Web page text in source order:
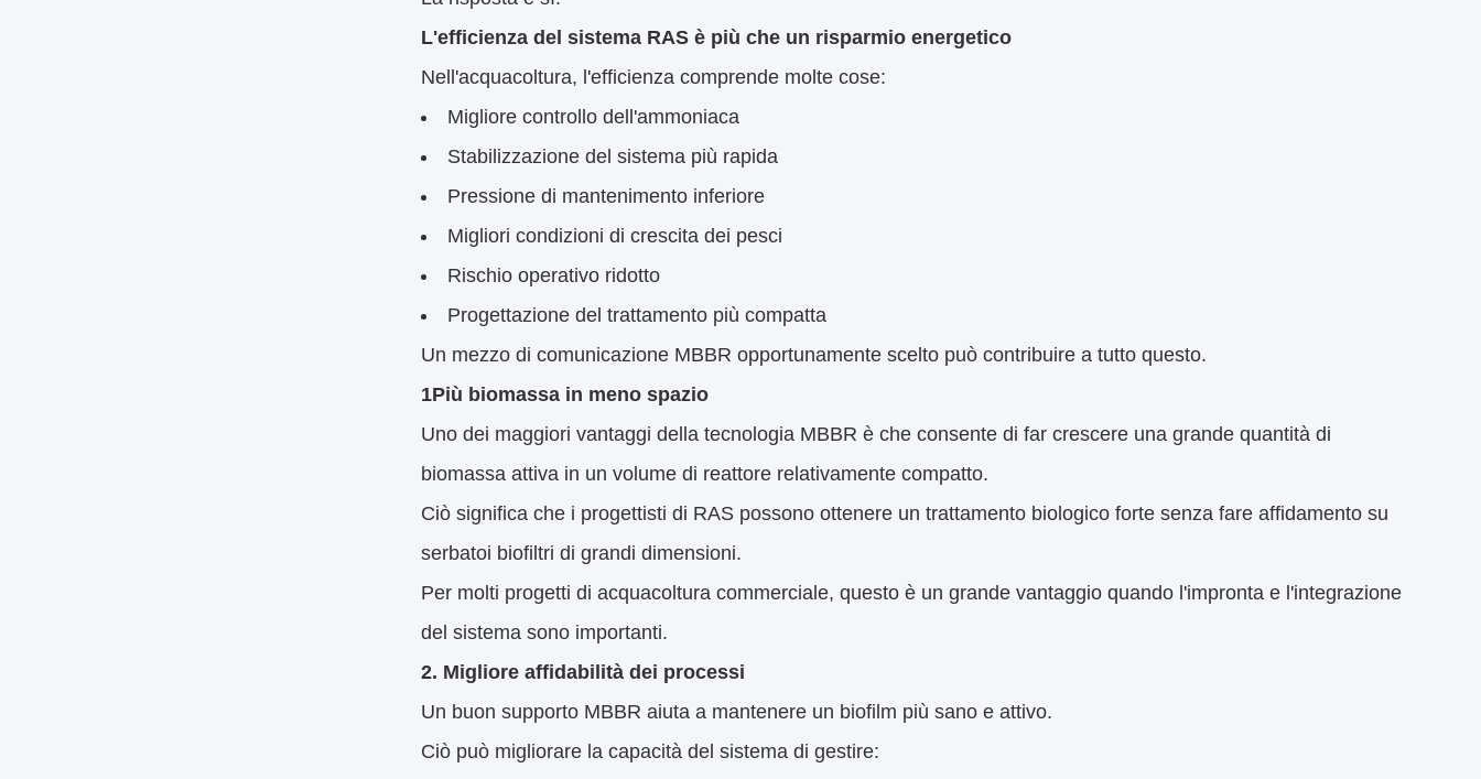
L'efficienza del sistema RAS è più che un risparmio energetico
Nell'acquacoltura, l'efficienza comprende molte cose:
Migliore controllo dell'ammoniaca
Stabilizzazione del sistema più rapida
Pressione di mantenimento inferiore
Migliori condizioni di crescita dei pesci
Rischio operativo ridotto
Progettazione del trattamento più compatta
Un mezzo di comunicazione MBBR opportunamente scelto può contribuire a tutto questo.
1Più biomassa in meno spazio
Uno dei maggiori vantaggi della tecnologia MBBR è che consente di far crescere una grande quantità di
biomassa attiva in un volume di reattore relativamente compatto.
Ciò significa che i progettisti di RAS possono ottenere un trattamento biologico forte senza fare affidamento su
serbatoi biofiltri di grandi dimensioni.
Per molti progetti di acquacoltura commerciale, questo è un grande vantaggio quando l'impronta e l'integrazione
del sistema sono importanti.
2. Migliore affidabilità dei processi
Un buon supporto MBBR aiuta a mantenere un biofilm più sano e attivo.
Ciò può migliorare la capacità del sistema di gestire: